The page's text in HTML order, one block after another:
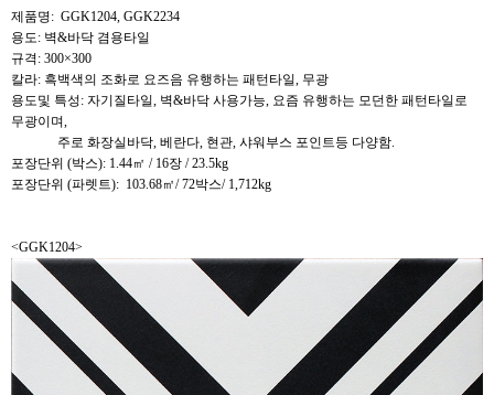
제품명: GGK1204, GGK2234
용도: 벽&바닥 겸용타일
규격: 300×300
칼라: 흑백색의 조화로 요즈음 유행하는 패턴타일, 무광
용도및 특성: 자기질타일, 벽&바닥 사용가능, 요즘 유행하는 모던한 패턴타일로
무광이며,
주로 화장실바닥, 베란다, 현관, 샤워부스 포인트등 다양함.
포장단위 (박스): 1.44㎡ / 16장 / 23.5kg
포장단위 (파렛트): 103.68㎡/ 72박스/ 1,712kg
<GGK1204>